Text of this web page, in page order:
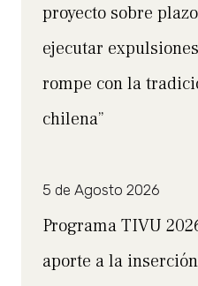
proyecto sobre
ejecutar
rompe con la
chilena”
5 de Agosto 2026
Programa TIVU
aporte a la